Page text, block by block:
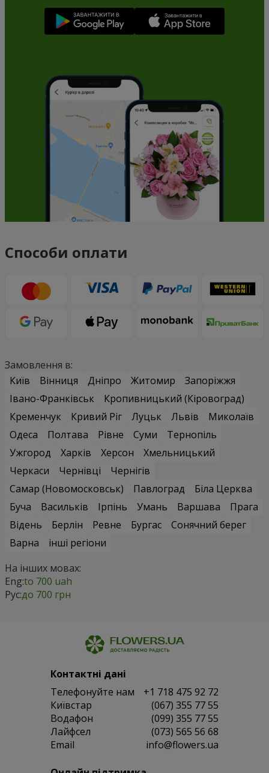
Способи оплати
Замовлення в:
Київ
Вінниця Дніпро Житомир
Запоріжжя
Івано-Франківськ
Кропивницький (Кіровоград)
Кременчук
Кривий Ріг Луцьк Львів
Миколаїв
Одеса
Полтава Рівне Суми
Тернопіль
Ужгород
Харків Херсон
Хмельницький
Черкаси
Чернівці
Чернігів
Самар (Новомосковськ)
Павлоград
Біла Церква
Буча
Васильків Ірпінь Умань Варшава
Прага
Відень
Берлін Ревне Бургас
Сонячний берег
Варна
інші регіони
На інших мовах:
Eng:to 700 uah
Рус:до 700 грн
Контактні дані
Телефонуйте нам
+1 718 475 92 72
Київстар
(067) 355 77 55
Водафон
(099) 355 77 55
Лайфсел
(073) 565 56 68
Email
info@flowers.ua